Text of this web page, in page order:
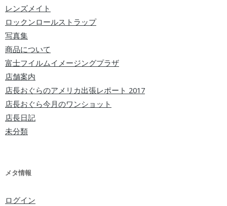
レンズメイト
ロックンロールストラップ
写真集
商品について
富士フイルムイメージングプラザ
店舗案内
店長おぐらのアメリカ出張レポート 2017
店長おぐら今月のワンショット
店長日記
未分類
メタ情報
ログイン